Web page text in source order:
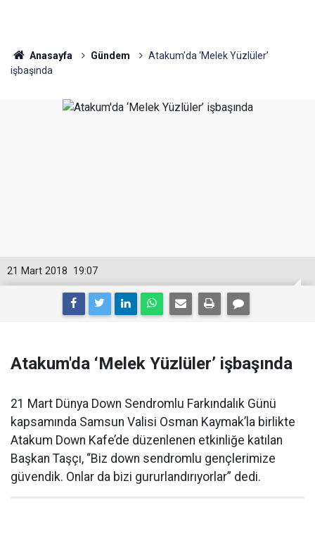
Anasayfa Gündem
Atakum'da ‘Melek Yüzlüler’
işbaşında
19:07
21 Mart 2018
Atakum'da ‘Melek Yüzlüler’ işbaşında
21 Mart Dünya Down Sendromlu Farkındalık Günü
kapsamında Samsun Valisi Osman Kaymak’la birlikte
Atakum Down Kafe’de düzenlenen etkinliğe katılan
Başkan Taşçı, “Biz down sendromlu gençlerimize
güvendik. Onlar da bizi gururlandırıyorlar” dedi.